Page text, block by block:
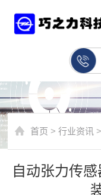
首页 >行业资讯
自动张力传